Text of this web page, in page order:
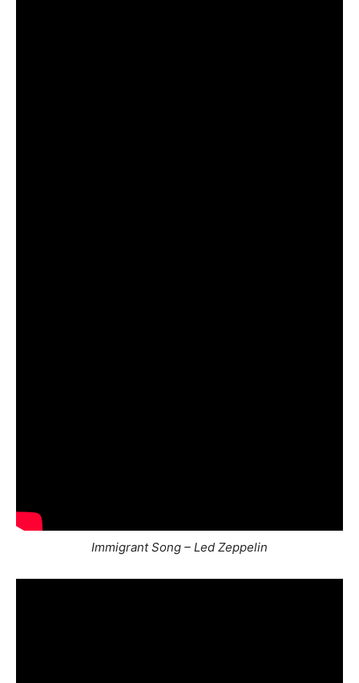
Immigrant Song – Led Zeppelin